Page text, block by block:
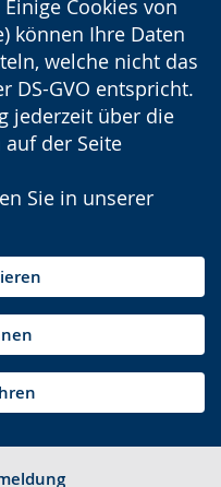
Cookies von
können Ihre Daten
welche nicht das
DS-GVO entspricht.
jederzeit über die
der Seite
Sie in unserer